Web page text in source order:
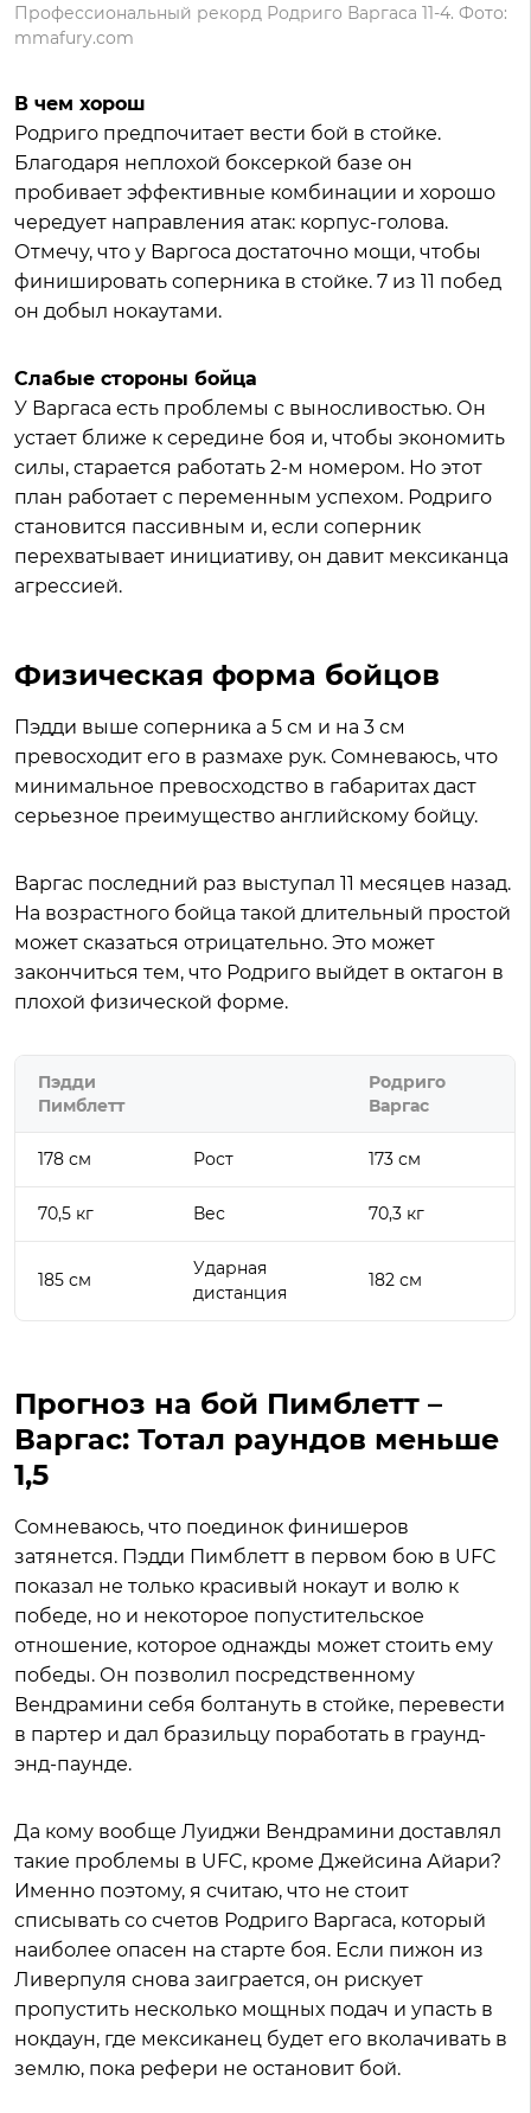
Профессиональный рекорд Родриго Варгаса 11-4. Фото:
mmafury.com
В чем хорош
Родриго предпочитает вести бой в стойке.
Благодаря неплохой боксеркой базе он
пробивает эффективные комбинации и хорошо
чередует направления атак: корпус-голова.
Отмечу, что у Варгоса достаточно мощи, чтобы
финишировать соперника в стойке. 7 из 11 побед
он добыл нокаутами.
Слабые стороны бойца
У Варгаса есть проблемы с выносливостью. Он
устает ближе к середине боя и, чтобы экономить
силы, старается работать 2-м номером. Но этот
план работает с переменным успехом. Родриго
становится пассивным и, если соперник
перехватывает инициативу, он давит мексиканца
агрессией.
Физическая форма бойцов
Пэдди выше соперника а 5 см и на 3 см
превосходит его в размахе рук. Сомневаюсь, что
минимальное превосходство в габаритах даст
серьезное преимущество английскому бойцу.
Варгас последний раз выступал 11 месяцев назад.
На возрастного бойца такой длительный простой
может сказаться отрицательно. Это может
закончиться тем, что Родриго выйдет в октагон в
плохой физической форме.
Пэдди
Пимблетт
Родриго
Варгас
178 см Рост 173 см
70,5 кг Вес 70,3 кг
185 см
Ударная
дистанция
182 см
Прогноз на бой Пимблетт –
Варгас: Тотал раундов меньше
1,5
Сомневаюсь, что поединок финишеров
затянется. Пэдди Пимблетт в первом бою в UFC
показал не только красивый нокаут и волю к
победе, но и некоторое попустительское
отношение, которое однажды может стоить ему
победы. Он позволил посредственному
Вендрамини себя болтануть в стойке, перевести
в партер и дал бразильцу поработать в граунд-
энд-паунде.
Да кому вообще Луиджи Вендрамини доставлял
такие проблемы в UFC, кроме Джейсина Айари?
Именно поэтому, я считаю, что не стоит
списывать со счетов Родриго Варгаса, который
наиболее опасен на старте боя. Если пижон из
Ливерпуля снова заиграется, он рискует
пропустить несколько мощных подач и упасть в
нокдаун, где мексиканец будет его вколачивать в
землю, пока рефери не остановит бой.